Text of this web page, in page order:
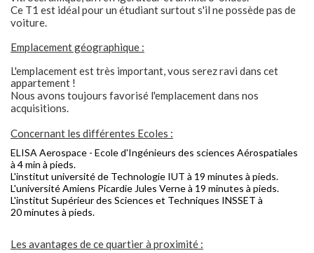
Ce T1 est idéal pour un étudiant surtout s'il ne possède pas de
voiture.
Emplacement géographique :
L'emplacement est très important, vous serez ravi dans cet
appartement !
Nous avons toujours favorisé l'emplacement dans nos
acquisitions.
Concernant les différentes Ecoles :
ELISA Aerospace - Ecole d'Ingénieurs des sciences Aérospatiales
à 4 min à pieds.
L'institut université de Technologie IUT à 19 minutes à pieds.
L'université Amiens Picardie Jules Verne à 19 minutes à pieds.
L'institut Supérieur des Sciences et Techniques INSSET à
20 minutes à pieds.
Les avantages de ce quartier à proximité :